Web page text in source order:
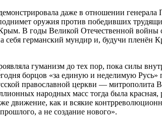
даже в отношении
оружия против победивших
В годы Великой Отечественной войны
себя германский мундир и, будучи пленён
гуманизм до тех пор, пока силы
борцов «за единую и неделимую
православной церкви —
народных масс тогда была
движение, как и всякие
а не создание нового».